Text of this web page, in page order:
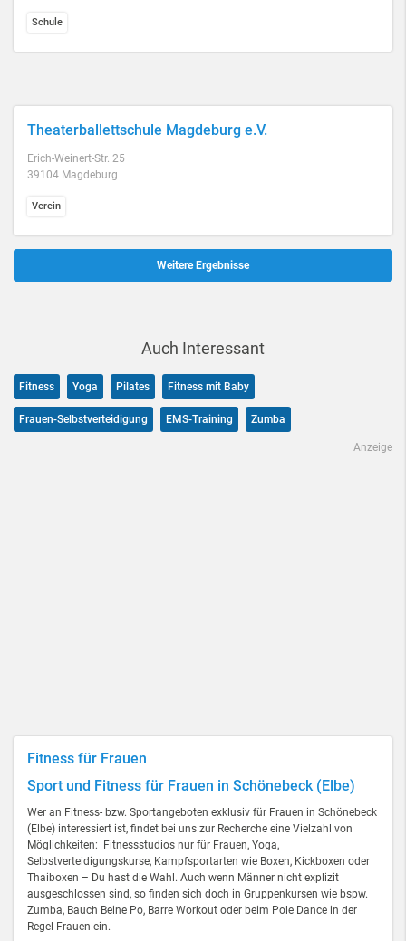
Fitness für Frauen
Sport und Fitness für Frauen in Schönebeck (Elbe)
Wer an Fitness- bzw. Sportangeboten exklusiv für Frauen in Schönebeck
(Elbe) interessiert ist, findet bei uns zur Recherche eine Vielzahl von
Möglichkeiten: Fitnessstudios nur für Frauen, Yoga,
Selbstverteidigungskurse, Kampfsportarten wie Boxen, Kickboxen oder
Thaiboxen – Du hast die Wahl. Auch wenn Männer nicht explizit
ausgeschlossen sind, so finden sich doch in Gruppenkursen wie bspw.
Zumba, Bauch Beine Po, Barre Workout oder beim Pole Dance in der
Regel Frauen ein.
Schule
Theaterballettschule Magdeburg e.V.
Erich-Weinert-Str. 25
39104 Magdeburg
Verein
Weitere Ergebnisse
Auch Interessant
Fitness Yoga Pilates Fitness mit Baby
Frauen-Selbstverteidigung EMS-Training Zumba
Anzeige